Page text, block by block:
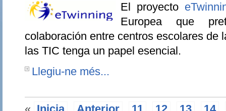
El proyecto
Europea que
colaboración entre centros escolares de
las TIC tenga un papel esencial.
Llegiu-ne més...